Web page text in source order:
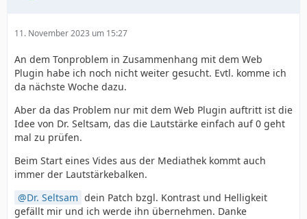
11. November 2023 um 15:27
An dem Tonproblem in Zusammenhang mit dem Web
Plugin habe ich noch nicht weiter gesucht. Evtl. komme ich
da nächste Woche dazu.
Aber da das Problem nur mit dem Web Plugin auftritt ist die
Idee von Dr. Seltsam, das die Lautstärke einfach auf 0 geht
mal zu prüfen.
Beim Start eines Vides aus der Mediathek kommt auch
immer der Lautstärkebalken.
Dr. Seltsam dein Patch bzgl. Kontrast und Helligkeit
gefällt mir und ich werde ihn übernehmen. Danke